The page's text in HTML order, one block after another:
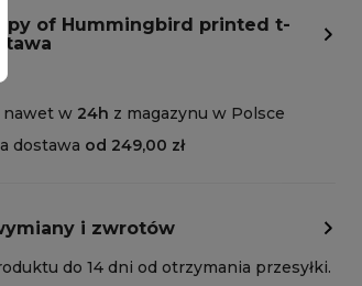
of Hummingbird printed t-
nawet w 24h z magazynu w Polsce
dostawa od 249,00 zł
i zwrotów
do 14 dni od otrzymania przesyłki.